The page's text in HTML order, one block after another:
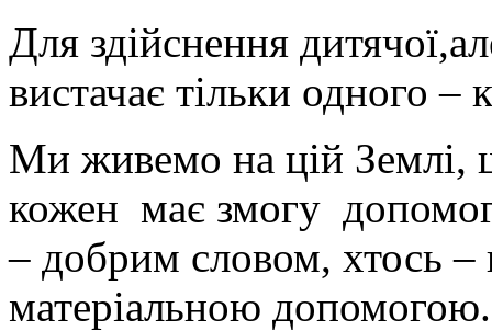
Для здійснення
вистачає тільки одного
Ми живемо на цій Землі,
кожен має змогу
– добрим словом, хтось
матеріальною допомогою.